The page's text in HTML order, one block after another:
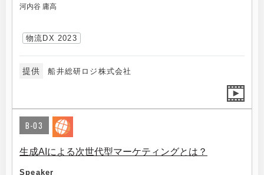
河内谷 庸高
物流DX 2023
提供 船井総研ロジ株式会社
B-03
生成AIによる次世代型マーケティングとは？
Speaker